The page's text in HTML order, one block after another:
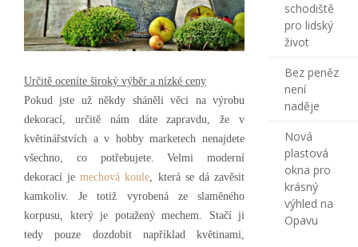
Určitě oceníte široký výběr a nízké ceny
Pokud jste už někdy sháněli věci na výrobu
dekorací, určitě nám dáte zapravdu, že v
květinářstvích a v hobby marketech nenajdete
všechno, co potřebujete. Velmi moderní
dekorací jemechová koule, která se dá zavěsit
kamkoliv. Je totiž vyrobená ze slaměného
korpusu, který je potažený mechem. Stačí ji
tedy pouze dozdobit například květinami,
schodiště
pro lidský
život
Bez peněz
není
naděje
Nová
plastová
okna pro
krásný
výhled na
Opavu